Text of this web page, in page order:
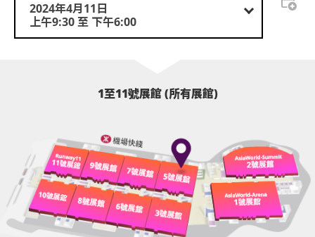
2024年4月11日
上午9:30 至 下午6:00
1至11號展館 (所有展館)